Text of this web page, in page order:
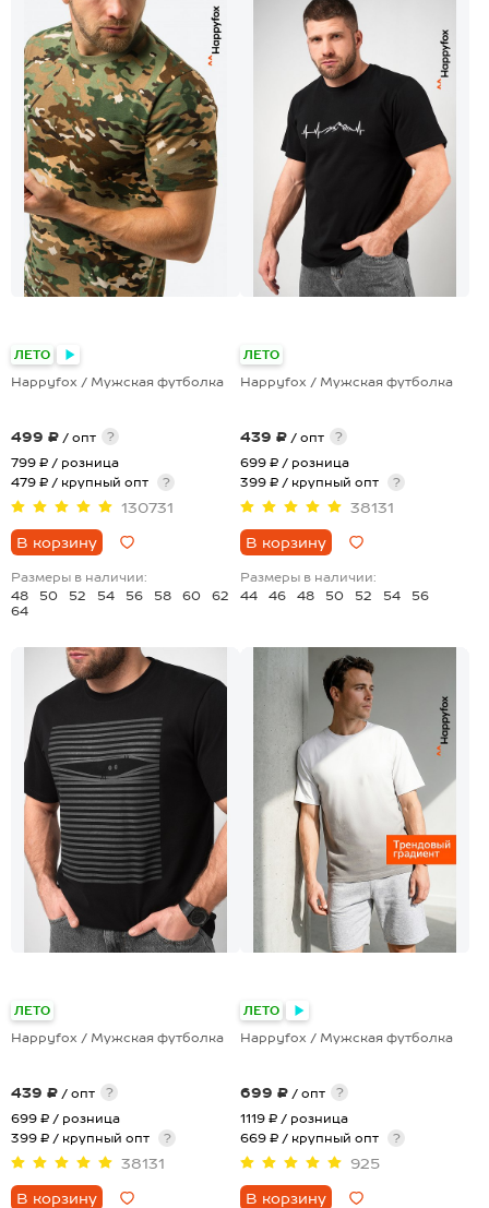
ЛЕТО
Happyfox / Мужская футболка
499 ₽ / опт
?
799 ₽ / розница
479 ₽ / крупный опт
?
130731
В корзину
Размеры в наличии:
48
50 52 54 56 58 60
62
64
ЛЕТО
Happyfox / Мужская футболка
439 ₽ / опт
?
699 ₽ / розница
399 ₽ / крупный опт
?
38131
В корзину
Размеры в наличии:
44
46 48 50 52 54 56
ЛЕТО
Happyfox / Мужская футболка
439 ₽ / опт
?
699 ₽ / розница
399 ₽ / крупный опт
?
38131
В корзину
ЛЕТО
Happyfox / Мужская футболка
699 ₽ / опт
?
1119 ₽ / розница
669 ₽ / крупный опт
?
925
В корзину